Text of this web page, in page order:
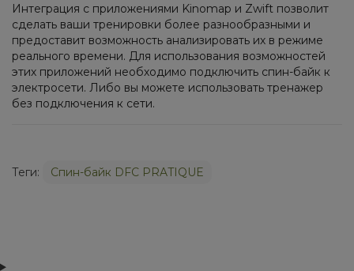
Интеграция с приложениями Kinomap и Zwift позволит
сделать ваши тренировки более разнообразными и
предоставит возможность анализировать их в режиме
реального времени. Для использования возможностей
этих приложений необходимо подключить спин-байк к
электросети. Либо вы можете использовать тренажер
без подключения к сети.
Теги: Спин-байк DFC PRATIQUE